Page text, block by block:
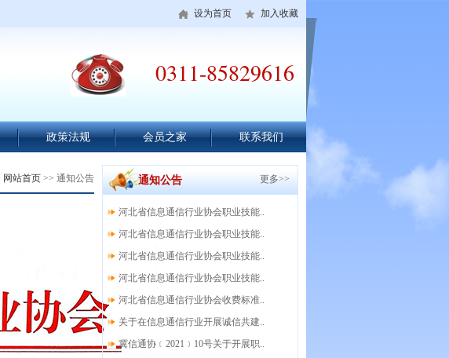
加入收藏
设为首页
0311-85829616
政策法规 会员之家 联系我们
网站首页 >> 通知公告 通知公告 更多>>
河北省信息通信行业协会职业技能..
河北省信息通信行业协会职业技能..
河北省信息通信行业协会职业技能..
河北省信息通信行业协会职业技能..
河北省信息通信行业协会收费标准..
关于在信息通信行业开展诚信共建..
冀信通协﹝2021﹞10号关于开展职..